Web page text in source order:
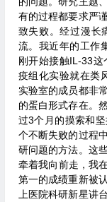
有的过程都要求严
致失败。经过漫长
流。我近年的工作
刚开始接触IL-33
疫组化实验就在类
实验室的成员都非
的蛋白形式存在。
过3个月的摸索和
个不断失败的过程
研问题的方法。这
牵着我向前走，我
第一的成绩重新被
上医院科研新星讲